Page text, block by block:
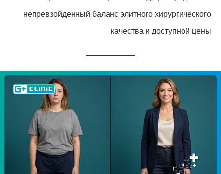
непревзойденный баланс элитного хирургического
качества и доступной цены.